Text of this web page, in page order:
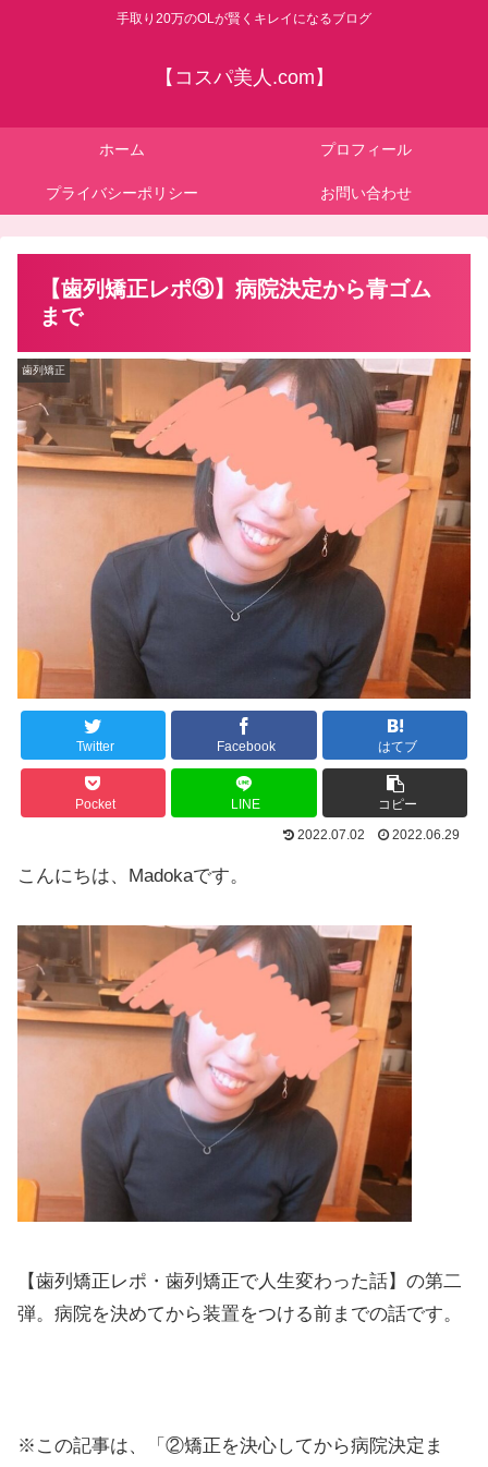
手取り20万のOLが賢くキレイになるブログ
【コスパ美人.com】
ホーム プロフィール
プライバシーポリシー お問い合わせ
【歯列矯正レポ③】病院決定から青ゴム
まで
歯列矯正
Twitter Facebook はてブ
Pocket LINE
コピー
2022.07.02
2022.06.29
こんにちは、Madokaです。
【歯列矯正レポ・歯列矯正で人生変わった話】の第二
弾。病院を決めてから装置をつける前までの話です。
※この記事は、「②矯正を決心してから病院決定ま